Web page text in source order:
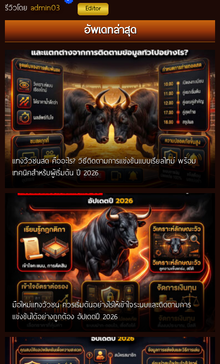
รีวิวโดย admin03 Editor
อัพเดทล่าสุด
แทงวัวชนสด คืออะไร? วิธีติดตามการแข่งขันแบบเรียลไทม์ พร้อม
เทคนิคสำหรับผู้เริ่มต้น ปี 2026
มือใหม่แทงวัวชน ควรเริ่มต้นอย่างไรให้เข้าใจระบบและติดตามการ
แข่งขันได้อย่างถูกต้อง อัปเดตปี 2026